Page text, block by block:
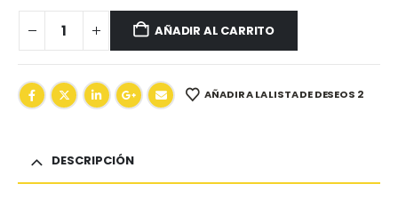
AÑADIR AL CARRITO
AÑADIR A LA LISTA DE DESEOS 2
DESCRIPCIÓN